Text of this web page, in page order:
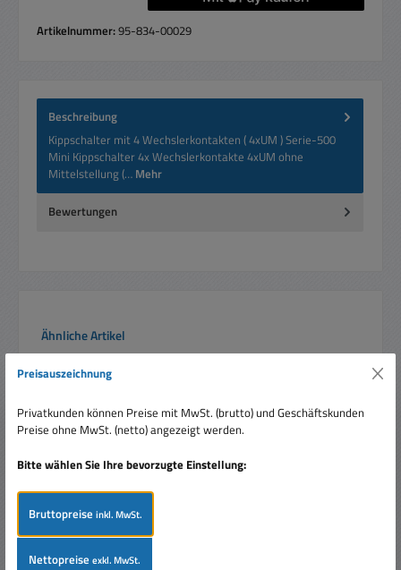
Artikelnummer:95-834-00029
Beschreibung
Kippschalter mit 4 Wechslerkontakten ( 4xUM ) Serie-500
Mini Kippschalter 4x Wechslerkontakte 4xUM ohne
Mittelstellung (… Mehr
Bewertungen
Produktgalerie überspringen
Ähnliche Artikel
Nur 1 auf Lager!
Preisauszeichnung
Privatkunden können Preise mit MwSt. (brutto) und Geschäftskunden
Preise ohne MwSt. (netto) angezeigt werden.
Bitte wählen Sie Ihre bevorzugte Einstellung:
Bruttopreiseinkl. MwSt.
Nettopreiseexkl. MwSt.